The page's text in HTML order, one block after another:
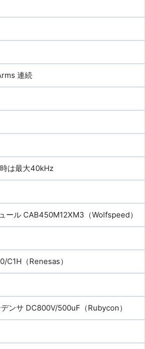
連続
は最大40kHz
ール CAB450M12XM3（Wolfspeed）
C1H（Renesas）
ンサ DC800V/500uF（Rubycon）